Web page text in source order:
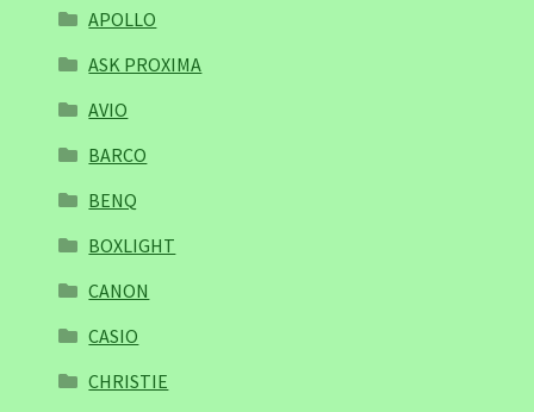
APOLLO
ASK PROXIMA
AVIO
BARCO
BENQ
BOXLIGHT
CANON
CASIO
CHRISTIE